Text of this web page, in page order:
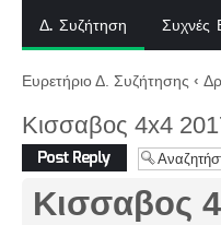
Δ. Συζήτηση Συχνές
Ευρετήριο Δ. Συζήτησης ‹
Κισσαβος 4x4
Δημιουργία
απάντησης
Κισσαβος